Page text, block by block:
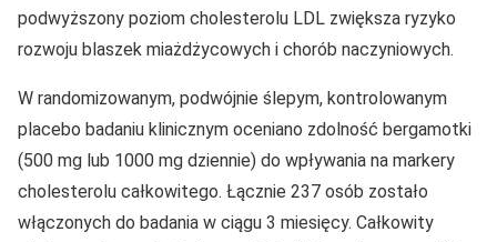
podwyższony poziom cholesterolu LDL zwiększa ryzyko
rozwoju blaszek miażdżycowych i chorób naczyniowych.
W randomizowanym, podwójnie ślepym, kontrolowanym
placebo badaniu klinicznym oceniano zdolność bergamotki
(500 mg lub 1000 mg dziennie) do wpływania na markery
cholesterolu całkowitego. Łącznie 237 osób zostało
włączonych do badania w ciągu 3 miesięcy. Całkowity